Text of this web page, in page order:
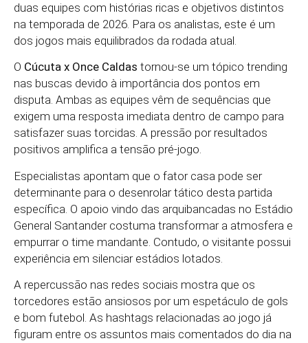
duas equipes com histórias ricas e objetivos distintos
na temporada de 2026. Para os analistas, este é um
dos jogos mais equilibrados da rodada atual.
O Cúcuta x Once Caldas tornou-se um tópico trending
nas buscas devido à importância dos pontos em
disputa. Ambas as equipes vêm de sequências que
exigem uma resposta imediata dentro de campo para
satisfazer suas torcidas. A pressão por resultados
positivos amplifica a tensão pré-jogo.
Especialistas apontam que o fator casa pode ser
determinante para o desenrolar tático desta partida
específica. O apoio vindo das arquibancadas no Estádio
General Santander costuma transformar a atmosfera e
empurrar o time mandante. Contudo, o visitante possui
experiência em silenciar estádios lotados.
A repercussão nas redes sociais mostra que os
torcedores estão ansiosos por um espetáculo de gols
e bom futebol. As hashtags relacionadas ao jogo já
figuram entre os assuntos mais comentados do dia na